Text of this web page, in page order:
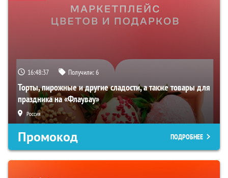
16:48:36 Получили:6
Торты, пирожные и другие сладости, а также товары для
праздника на «Флаувау»
Россия
Промокод ПОДРОБНЕЕ